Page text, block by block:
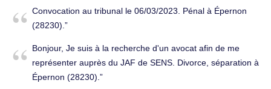
Convocation au tribunal le 06/03/2023. Pénal à Épernon
(28230).
Bonjour, Je suis à la recherche d'un avocat afin de me
représenter auprès du JAF de SENS. Divorce, séparation à
Épernon (28230).